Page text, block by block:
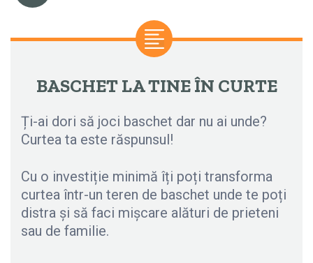
BASCHET LA TINE ÎN CURTE
Ți-ai dori să joci baschet dar nu ai unde?
Curtea ta este răspunsul!
Cu o investiție minimă îți poți transforma
curtea într-un teren de baschet unde te poți
distra și să faci mișcare alături de prieteni
sau de familie.